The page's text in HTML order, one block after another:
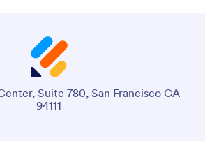
Suite 780, San Francisco CA
94111